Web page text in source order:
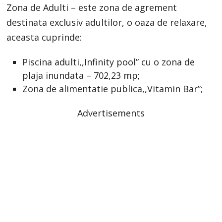
Zona de Adulti – este zona de agrement
destinata exclusiv adultilor, o oaza de relaxare,
aceasta cuprinde:
Piscina adulti,,Infinity pool” cu o zona de
plaja inundata – 702,23 mp;
Zona de alimentatie publica,,Vitamin Bar”;
Advertisements